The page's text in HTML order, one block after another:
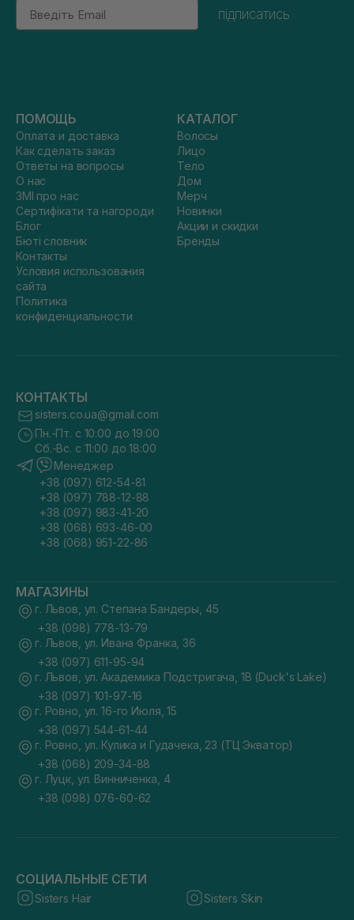
Email
підписатись
ПОМОЩЬ
Оплата и доставка
Как сделать заказ
Ответы на вопросы
О нас
ЗМІ про нас
Сертифікати та нагороди
Блог
Бюті словник
Контакты
Условия использования
сайта
Политика
конфиденциальности
КАТАЛОГ
Волосы
Лицо
Тело
Дом
Мерч
Новинки
Акции и скидки
Бренды
КОНТАКТЫ
sisters.co.ua@gmail.com
Пн.-Пт. с 10:00 до 19:00
Сб.-Вс. с 11:00 до 18:00
Менеджер
+38 (097) 612-54-81
+38 (097) 788-12-88
+38 (097) 983-41-20
+38 (068) 693-46-00
+38 (068) 951-22-86
МАГАЗИНЫ
г. Львов, ул. Степана Бандеры, 45
+38 (098) 778-13-79
г. Львов, ул. Ивана Франка, 36
+38 (097) 611-95-94
г. Львов, ул. Академика Подстригача, 1В (Duck's Lake)
+38 (097) 101-97-16
г. Ровно, ул. 16-го Июля, 15
+38 (097) 544-61-44
г. Ровно, ул. Кулика и Гудачека, 23 (ТЦ Экватор)
+38 (068) 209-34-88
г. Луцк, ул. Винниченка, 4
+38 (098) 076-60-62
СОЦИАЛЬНЫЕ СЕТИ
Sisters Hair Sisters Skin